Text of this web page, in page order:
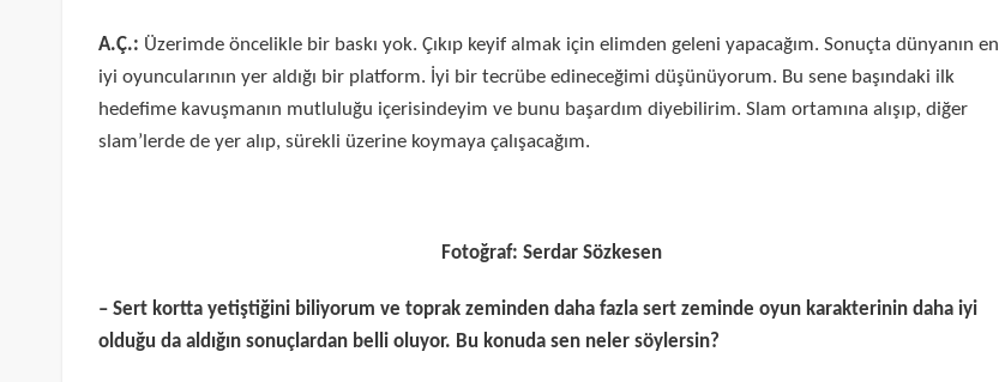
A.Ç.: Üzerimde öncelikle bir baskı yok. Çıkıp keyif almak için elimden geleni yapacağım. Sonuçta dünyanın en
iyi oyuncularının yer aldığı bir platform. İyi bir tecrübe edineceğimi düşünüyorum. Bu sene başındaki ilk
hedefime kavuşmanın mutluluğu içerisindeyim ve bunu başardım diyebilirim. Slam ortamına alışıp, diğer
slam’lerde de yer alıp, sürekli üzerine koymaya çalışacağım.
Fotoğraf: Serdar Sözkesen
– Sert kortta yetiştiğini biliyorum ve toprak zeminden daha fazla sert zeminde oyun karakterinin daha iyi
olduğu da aldığın sonuçlardan belli oluyor. Bu konuda sen neler söylersin?